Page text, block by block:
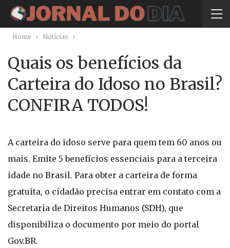
Home Notícias
Quais os benefícios da
Carteira do Idoso no Brasil?
CONFIRA TODOS!
A carteira do idoso serve para quem tem 60 anos ou
mais. Emite 5 benefícios essenciais para a terceira
idade no Brasil. Para obter a carteira de forma
gratuita, o cidadão precisa entrar em contato com a
Secretaria de Direitos Humanos (SDH), que
disponibiliza o documento por meio do portal
Gov.BR.